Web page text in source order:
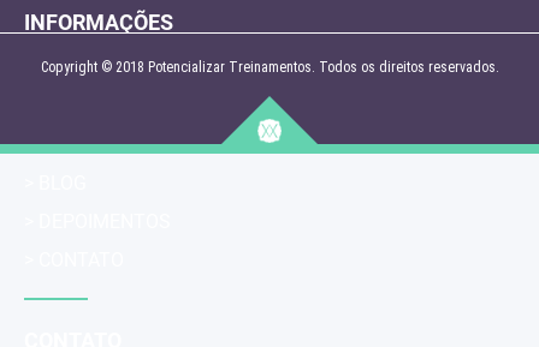
INFORMAÇÕES
> HOME
> TREINAMENTOS E PALESTRAS
Copyright © 2018 Potencializar Treinamentos. Todos os direitos reservados.